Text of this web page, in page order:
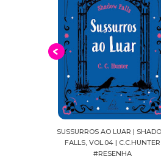
SUSSURROS AO LUAR |
FALLS, VOL.04 | C.C.HUNTER
#RESENHA